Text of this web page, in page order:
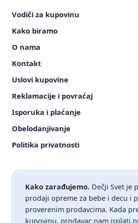
Vodiči za kupovinu
Kako biramo
O nama
Kontakt
Uslovi kupovine
Reklamacije i povraćaj
Isporuka i plaćanje
Obelodanjivanje
Politika privatnosti
Kako zarađujemo. Dečji Svet je
prodaji opreme za bebe i decu i
proverenim prodavcima. Kada
kupovinu, prodavac nam isplati